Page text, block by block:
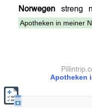
Norwegen streng
Apotheken in meiner
Apotheken